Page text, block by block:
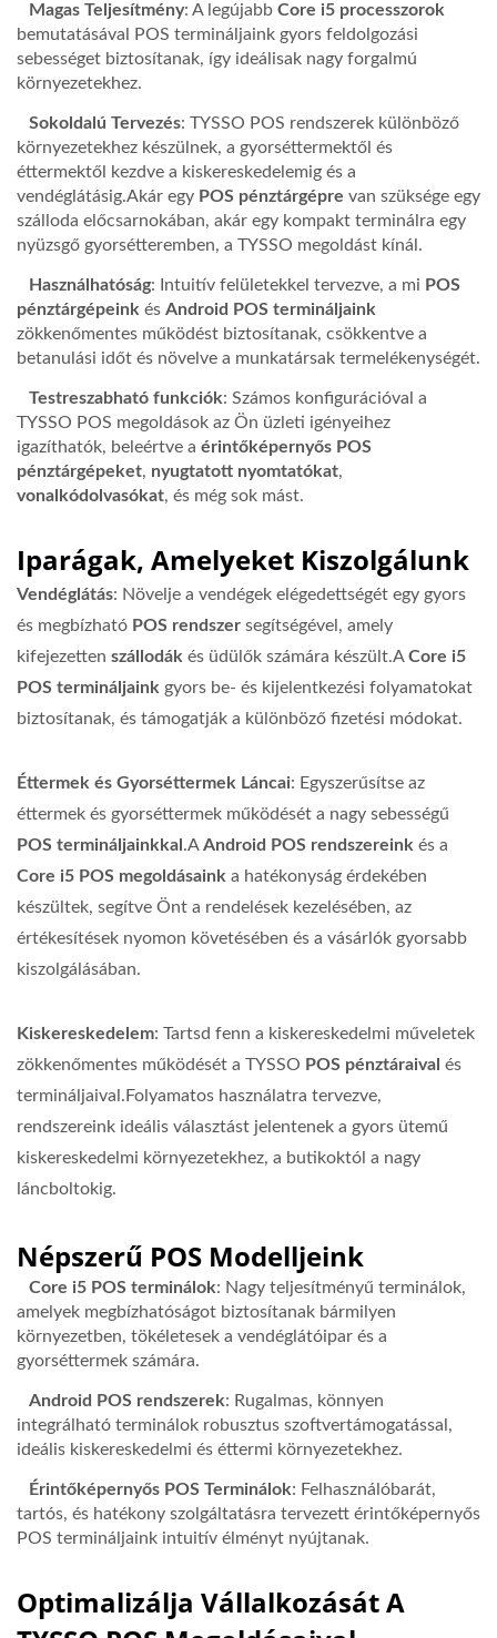
Magas Teljesítmény: A legújabb Core i5 processzorok
bemutatásával POS termináljaink gyors feldolgozási
sebességet biztosítanak, így ideálisak nagy forgalmú
környezetekhez.
Sokoldalú Tervezés: TYSSO POS rendszerek különböző
környezetekhez készülnek, a gyorséttermektől és
éttermektől kezdve a kiskereskedelemig és a
vendéglátásig.Akár egy POS pénztárgépre van szüksége egy
szálloda előcsarnokában, akár egy kompakt terminálra egy
nyüzsgő gyorsétteremben, a TYSSO megoldást kínál.
Használhatóság: Intuitív felületekkel tervezve, a mi POS
pénztárgépeink és Android POS termináljaink
zökkenőmentes működést biztosítanak, csökkentve a
betanulási időt és növelve a munkatársak termelékenységét.
Testreszabható funkciók: Számos konfigurációval a
TYSSO POS megoldások az Ön üzleti igényeihez
igazíthatók, beleértve a érintőképernyős POS
pénztárgépeket, nyugtatott nyomtatókat,
vonalkódolvasókat, és még sok mást.
Iparágak, Amelyeket Kiszolgálunk
Vendéglátás: Növelje a vendégek elégedettségét egy gyors
és megbízható POS rendszer segítségével, amely
kifejezetten szállodák és üdülők számára készült.ACore i5
POS termináljaink gyors be- és kijelentkezési folyamatokat
biztosítanak, és támogatják a különböző fizetési módokat.
Éttermek és Gyorséttermek Láncai: Egyszerűsítse az
éttermek és gyorséttermek működését a nagy sebességű
POS termináljainkkal .AAndroid POS rendszereink és a
Core i5 POS megoldásaink a hatékonyság érdekében
készültek, segítve Önt a rendelések kezelésében, az
értékesítések nyomon követésében és a vásárlók gyorsabb
kiszolgálásában.
Kiskereskedelem: Tartsd fenn a kiskereskedelmi műveletek
zökkenőmentes működését a TYSSO POS pénztáraival és
termináljaival.Folyamatos használatra tervezve,
rendszereink ideális választást jelentenek a gyors ütemű
kiskereskedelmi környezetekhez, a butikoktól a nagy
láncboltokig.
Népszerű POS Modelljeink
Core i5 POS terminálok: Nagy teljesítményű terminálok,
amelyek megbízhatóságot biztosítanak bármilyen
környezetben, tökéletesek a vendéglátóipar és a
gyorséttermek számára.
Android POS rendszerek: Rugalmas, könnyen
integrálható terminálok robusztus szoftvertámogatással,
ideális kiskereskedelmi és éttermi környezetekhez.
Érintőképernyős POS Terminálok: Felhasználóbarát,
tartós, és hatékony szolgáltatásra tervezett érintőképernyős
POS termináljaink intuitív élményt nyújtanak.
Optimalizálja Vállalkozását A